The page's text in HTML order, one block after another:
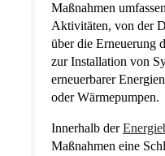
Maßnahmen
Aktivitäten, von der
über die Erneuerung
zur Installation von
erneuerbarer
oder Wärmepumpen.
Innerhalb der
Maßnahmen eine